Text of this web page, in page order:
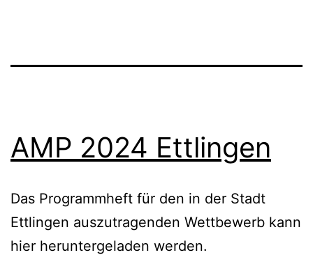
AMP 2024 Ettlingen
Das Programmheft für den in der Stadt
Ettlingen auszutragenden Wettbewerb kann
hier heruntergeladen werden.